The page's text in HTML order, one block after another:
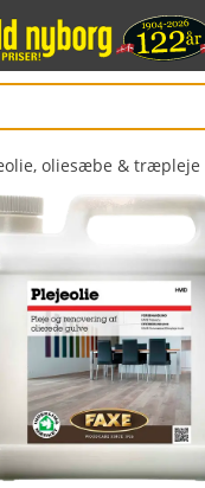
oliesæbe & træpleje